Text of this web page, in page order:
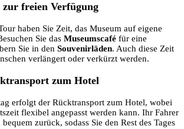
freien Verfügung
haben Sie Zeit, das Museum auf eigene
Sie das Museumscafé für eine
Sie in den Souvenirläden. Auch diese Zeit
verlängert oder verkürzt werden.
zum Hotel
erfolgt der Rücktransport zum Hotel, wobei
flexibel angepasst werden kann. Ihr Fahrer
zurück, sodass Sie den Rest des Tages